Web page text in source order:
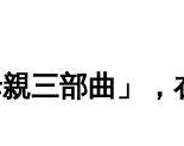
三部曲」，